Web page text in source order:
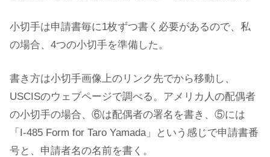
小切手は申請書毎に1枚ずつ書く必要があるので、私
の場合、4つの小切手を準備した。
書き方は小切手画像上のリンク先でから移動し、
USCISのウェブページで調べる。アメリカ人の配偶者
の小切手の場合、⑥は配偶者の署名を書き、⑤には
「I-485 Form for Taro Yamada」という感じで申請書番
号と、申請者名の名前を書く。